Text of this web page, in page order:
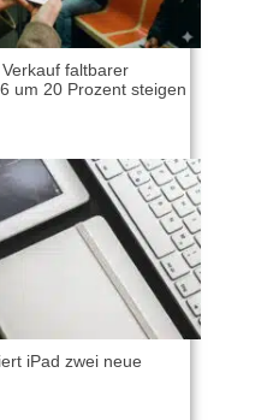
faltbarer
um 20 Prozent steigen
iPad zwei neue